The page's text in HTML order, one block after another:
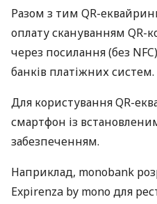
Разом з тим QR-
оплату скануванням QR-
через посилання (без
банків платіжних систем.
Для користування QR-
смартфон із
забезпеченням.
Наприклад, monobank
Expirenza by mono для